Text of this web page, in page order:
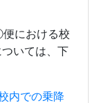
における校
いては、下
内での乗降